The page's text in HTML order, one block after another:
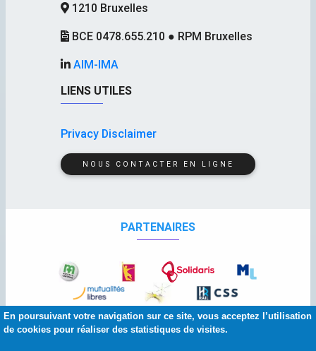
En poursuivant votre navigation sur ce site, vous acceptez l’utilisation
de cookies pour réaliser des statistiques de visites.
1210 Bruxelles
BCE 0478.655.210 ● RPM Bruxelles
AIM-IMA
LIENS UTILES
Privacy Disclaimer
NOUS CONTACTER EN LIGNE
PARTENAIRES
© 2026 Copyright:AIM-IMA| Squelette et graphisme :